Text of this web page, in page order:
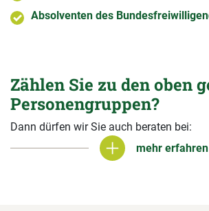
Absolventen des
Zählen Sie zu den oben
Personengruppen?
Dann dürfen wir Sie auch beraten bei:
mehr erfahren
mehr erfahren